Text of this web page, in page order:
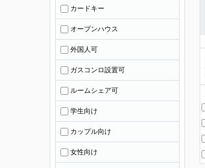
カードキー
オープンハウス
外国人可
ガスコンロ設置可
ルームシェア可
学生向け
カップル向け
女性向け